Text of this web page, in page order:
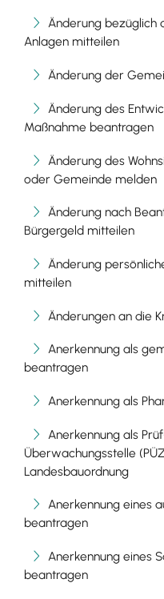
Änderung bezüglich
Anlagen mitteilen
Änderung der
Änderung des
Maßnahme beantragen
Änderung des
oder Gemeinde melden
Änderung nach
Bürgergeld mitteilen
Änderung
mitteilen
Änderungen an die
Anerkennung als
beantragen
Anerkennung als
Anerkennung als
Überwachungsstelle
Landesbauordnung
Anerkennung eines
beantragen
Anerkennung eines
beantragen